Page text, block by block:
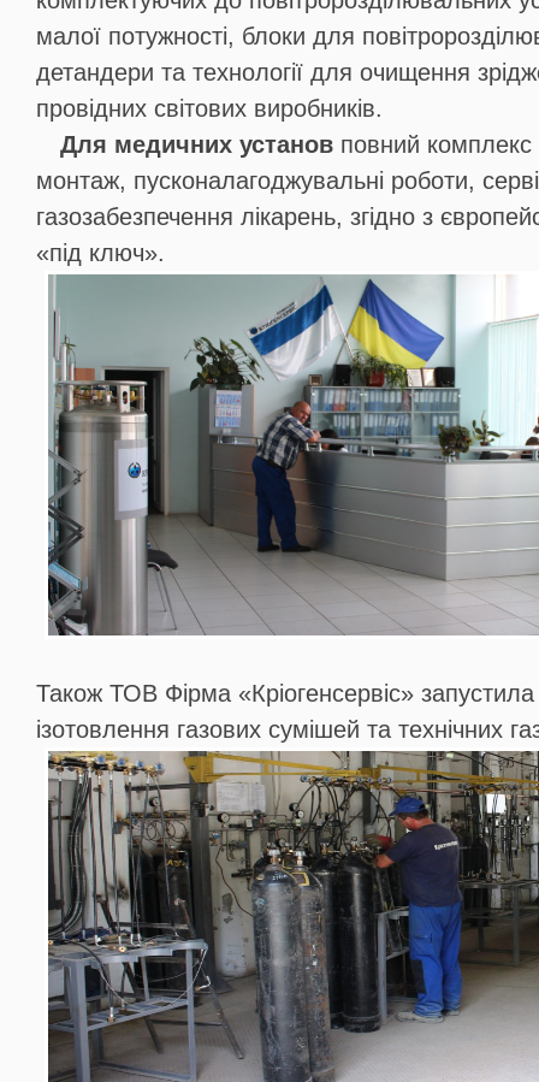
малої потужності, блоки для
детандери та технології для очищення
провідних світових виробників.
Для медичних установ повний комплекс
монтаж, пусконалагоджувальні роботи,
газозабезпечення лікарень, згідно з
«під ключ».
Також ТОВ Фірма «Кріогенсервіс» запустила
ізотовлення газових сумішей та технічних